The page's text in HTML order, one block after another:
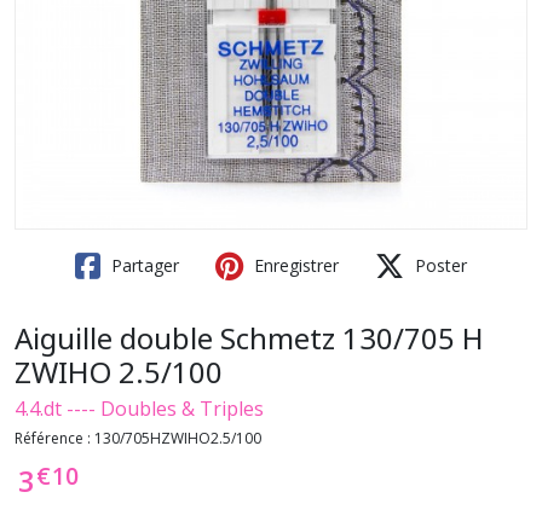
Partager Enregistrer Poster
Aiguille double Schmetz 130/705 H
ZWIHO 2.5/100
4.4.dt ---- Doubles & Triples
Référence : 130/705HZWIHO2.5/100
3€10